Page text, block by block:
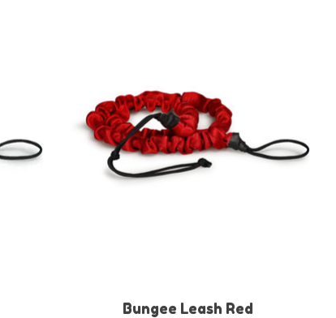
Bungee Leash Red